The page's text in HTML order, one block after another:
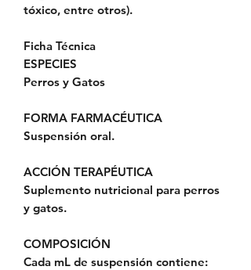
tóxico, entre otros).
Ficha Técnica
ESPECIES
Perros y Gatos
FORMA FARMACÉUTICA
Suspensión oral.
ACCIÓN TERAPÉUTICA
Suplemento nutricional para perros
y gatos.
COMPOSICIÓN
Cada mL de suspensión contiene: